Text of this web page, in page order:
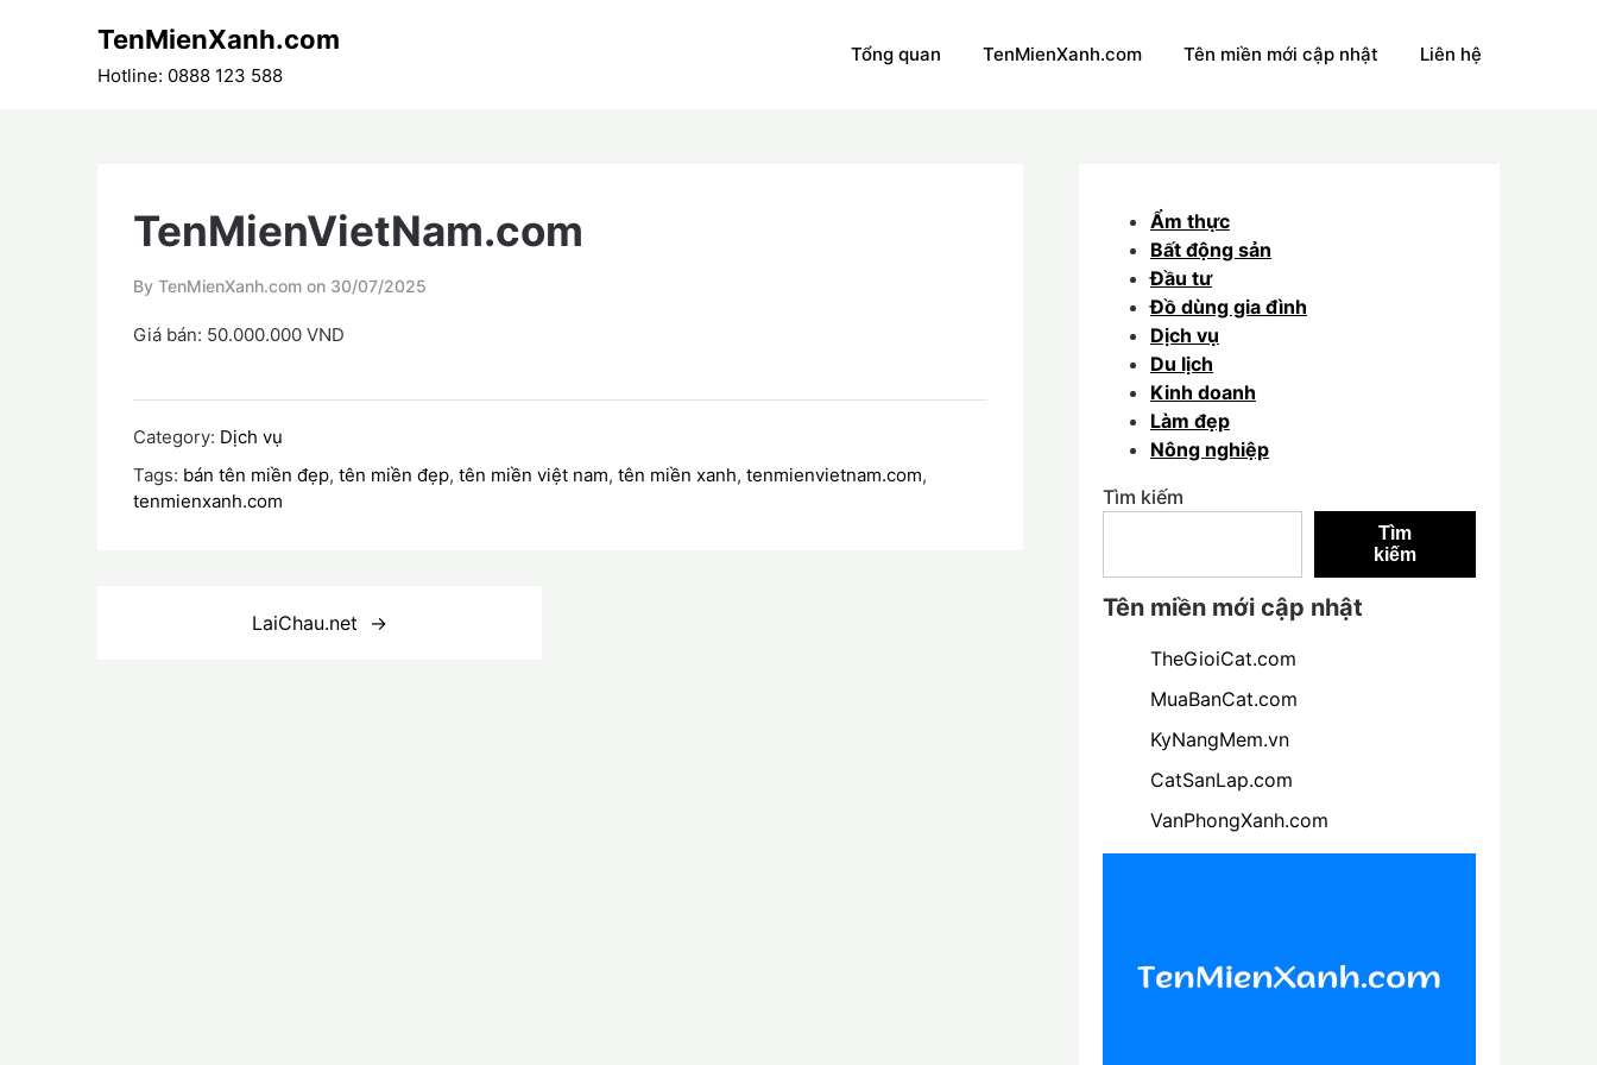
TenMienXanh.com
Hotline: 0888 123 588
Tổng quan TenMienXanh.com Tên miền mới cập nhật Liên hệ
TenMienVietNam.com
By TenMienXanh.com on 30/07/2025
Giá bán: 50.000.000 VND
Category: Dịch vụ
Tags: bán tên miền đẹp, tên miền đẹp, tên miền việt nam, tên miền xanh, tenmienvietnam.com,
tenmienxanh.com
LaiChau.net
Ẩm thực
Bất động sản
Đầu tư
Đồ dùng gia đình
Dịch vụ
Du lịch
Kinh doanh
Làm đẹp
Nông nghiệp
Tìm kiếm
Tìm
kiếm
Tên miền mới cập nhật
TheGioiCat.com
MuaBanCat.com
KyNangMem.vn
CatSanLap.com
VanPhongXanh.com